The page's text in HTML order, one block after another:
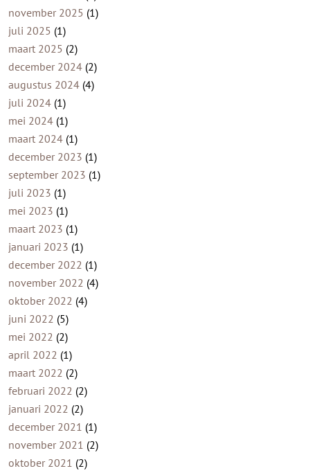
november 2025 (1)
juli 2025 (1)
maart 2025 (2)
december 2024(2)
augustus 2024(4)
juli 2024(1)
mei 2024(1)
maart 2024(1)
december 2023 (1)
september 2023 (1)
juli 2023 (1)
mei 2023 (1)
maart 2023 (1)
januari 2023 (1)
december 2022 (1)
november 2022 (4)
oktober 2022 (4)
juni 2022 (5)
mei 2022 (2)
april 2022 (1)
maart 2022 (2)
februari 2022 (2)
januari 2022 (2)
december 2021 (1)
november 2021 (2)
oktober 2021 (2)